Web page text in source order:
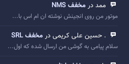
ممد در مخفف NMS
موتور من روی انجینش نوشته ان ام اس با...
. حسین علی کریمی در مخفف SRL
سلام پیامی به گوشی من ارسال شده که اول...